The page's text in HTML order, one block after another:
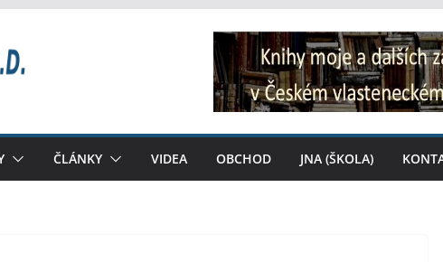
ČLÁNKY VIDEA OBCHOD JNA (ŠKOLA)